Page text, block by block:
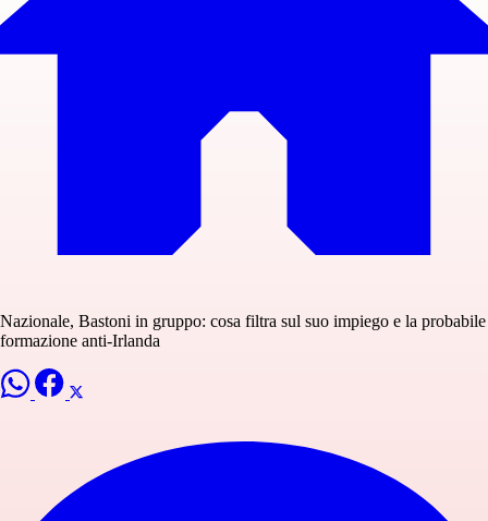
Nazionale, Bastoni in gruppo: cosa filtra sul suo impiego e la probabile
formazione anti-Irlanda